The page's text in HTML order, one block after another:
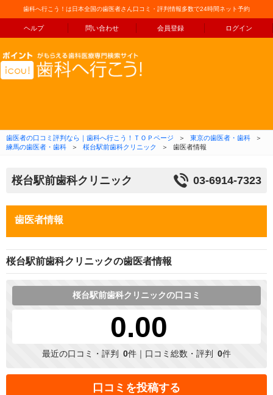
歯科へ行こう！は日本全国の歯医者さん口コミ・評判情報多数で24時間ネット予約
ヘルプ 問い合わせ 会員登録 ログイン
コンテンツへ移動
歯医者の口コミ評判なら｜歯科へ行こう！ＴＯＰページ ＞ 東京の歯医者・歯科
＞
練馬の歯医者・歯科
＞ 桜台駅前歯科クリニック ＞ 歯医者情報
桜台駅前歯科クリニック 03-6914-7323
歯医者情報
桜台駅前歯科クリニックの歯医者情報
桜台駅前歯科クリニックの口コミ
0.00
最近の口コミ・評判 0件｜口コミ総数・評判 0件
口コミを投稿する